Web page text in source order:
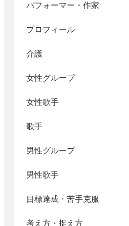
パフォーマー・作家
プロフィール
介護
女性グループ
女性歌手
歌手
男性グループ
男性歌手
目標達成・苦手克服
考え方・捉え方